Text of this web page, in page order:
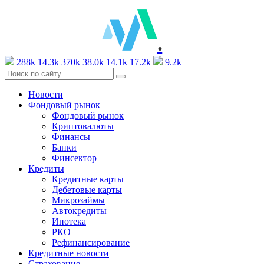
.
288k 14.3k 370k 38.0k 14.1k 17.2k 9.2k
Новости
Фондовый рынок
Фондовый рынок
Криптовалюты
Финансы
Банки
Финсектор
Кредиты
Кредитные карты
Дебетовые карты
Микрозаймы
Автокредиты
Ипотека
РКО
Рефинансирование
Кредитные новости